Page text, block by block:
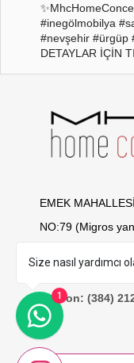
#inegölmobilya
#nevşehir #ürgüp
DETAYLAR İÇİN
EMEK
NO:79 (Migros
Telefon: (384)
Size nasıl yardımcı
1